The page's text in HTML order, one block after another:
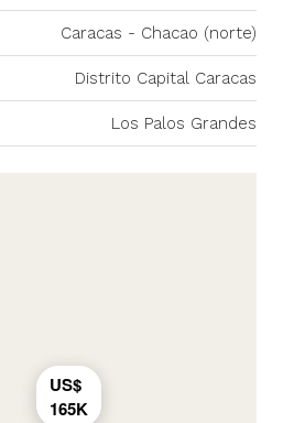
Caracas - Chacao (norte)
Distrito Capital Caracas
Los Palos Grandes
US$
165K